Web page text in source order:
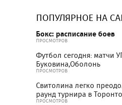
ПОПУЛЯРНОЕ НА
Бокс: расписание боев
ПРОСМОТРОВ
Футбол сегодня: матчи
Буковина,Оболонь
ПРОСМОТРОВ
Свитолина легко
раунд турнира в Торонто
ПРОСМОТРОВ